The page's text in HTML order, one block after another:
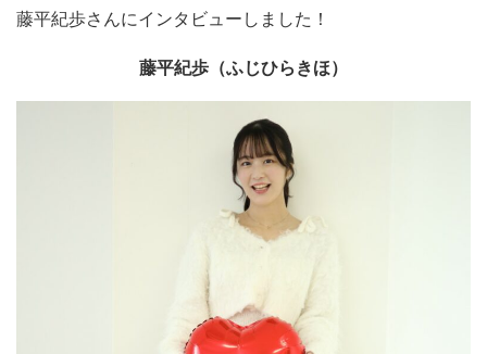
藤平紀歩さんにインタビューしました！
藤平紀歩（ふじひらきほ）